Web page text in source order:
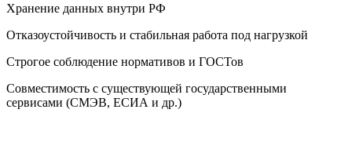
Хранение данных внутри РФ
Отказоустойчивость и стабильная работа под нагрузкой
Строгое соблюдение нормативов и ГОСТов
Совместимость с существующей государственными
сервисами (СМЭВ, ЕСИА и др.)